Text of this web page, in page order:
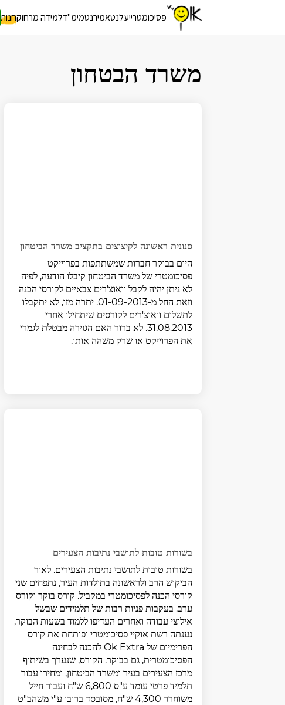
פסיכומטרייעלנטאמירנטמימ"דלמידה מרחוקחנות
משרד הבטחון
סנונית ראשונה לקיצוצים בתקציב משרד הביטחון
היום בבוקר חברות שמשתתפות בפרוייקט
פסיכומטרי של משרד הביטחון קיבלו הודעה, לפיה
לא ניתן יהיה לקבל וואוצ'רים צבאיים לקורסי הכנה
וזאת החל מ-01-09-2013. יתרה מזו, לא יתקבלו
לתשלום וואוצ'רים לקורסים שיתחילו אחרי
31.08.2013. לא ברור האם הגזירה מבטלת לגמרי
את הפרוייקט או שרק משהה אותו.
בשורות טובות לתושבי נתיבות הצעירים
בשורות טובות לתושבי נתיבות הצעירים. לאור
הביקוש הרב ולראשונה בתולדות העיר, נתפחים שני
קורסי הכנה לפסיכומטרי במקביל. קורס בוקר וקורס
ערב. בעקבות פניות רבות של תלמידים שבשל
אילוצי עבודה ואחרים העדיפו ללמוד בשעות הבוקר,
נענתה רשת אוקיי פסיכומטרי ופותחת את קורס
הפרימיום של Ok Extra להכנה לבחינה
הפסיכומטרית, גם בבוקר. הקורס, שנערך בשיתוף
מרכז הצעירים בעיר ומשרד הביטחון, ומחירו עבור
תלמיד פרטי עומד ע"ס 6,800 ש"ח ועבור חייל
משוחרר 4,300 ש"ח, מסובסד ברובו ע"י משהב"ט